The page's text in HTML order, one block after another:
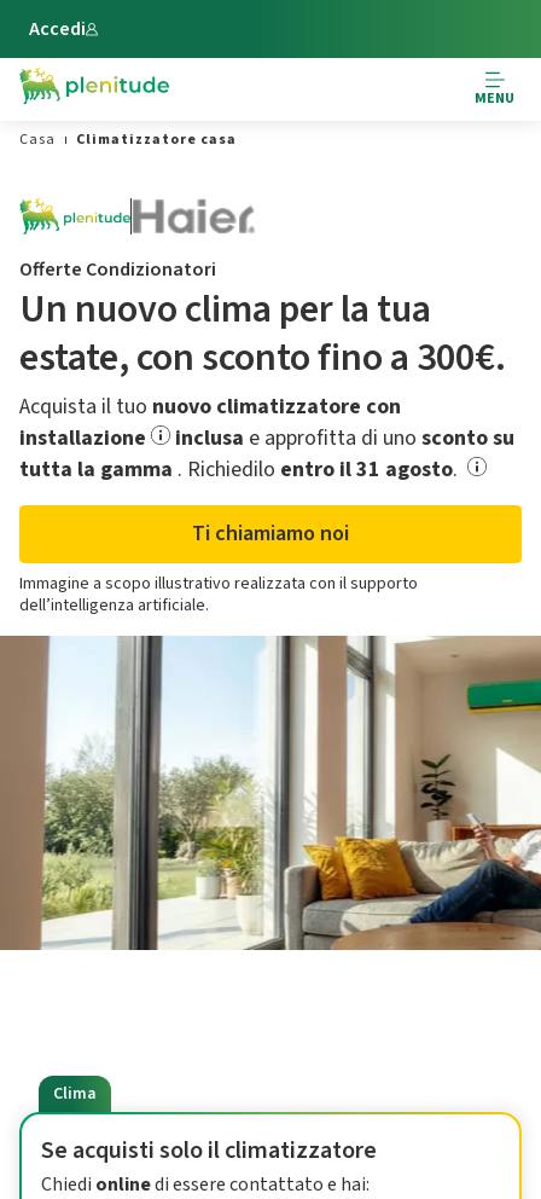
Vai al contenuto principale
Accedi
MENU
Casa
Climatizzatore casa
Offerte Condizionatori
Un nuovo clima per la tua
estate,​ con sconto fino a 300€.
Acquista il tuo nuovo climatizzatore con
installazione
inclusa e approfitta di uno sconto su
tutta la gamma .​ Richiedilo entro il 31 agosto.
Ti chiamiamo noi
Immagine a scopo illustrativo realizzata con il supporto
dell’intelligenza artificiale.
Clima
Se acquisti solo il climatizzatore
Chiedi onlinedi essere contattato e hai: